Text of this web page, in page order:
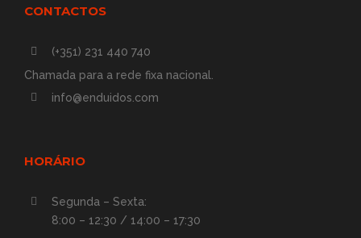
CONTACTOS
(+351) 231 440 740
Chamada para a rede fixa nacional.
info@enduidos.com
HORÁRIO
Segunda – Sexta:
8:00 – 12:30 / 14:00 – 17:30